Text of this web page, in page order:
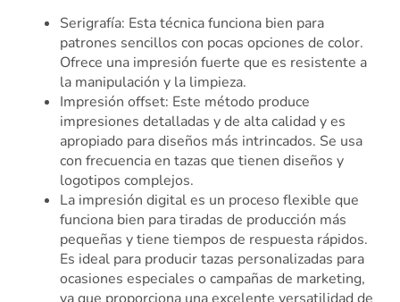
Serigrafía: Esta técnica funciona bien para
patrones sencillos con pocas opciones de color.
Ofrece una impresión fuerte que es resistente a
la manipulación y la limpieza.
Impresión offset: Este método produce
impresiones detalladas y de alta calidad y es
apropiado para diseños más intrincados. Se usa
con frecuencia en tazas que tienen diseños y
logotipos complejos.
La impresión digital es un proceso flexible que
funciona bien para tiradas de producción más
pequeñas y tiene tiempos de respuesta rápidos.
Es ideal para producir tazas personalizadas para
ocasiones especiales o campañas de marketing,